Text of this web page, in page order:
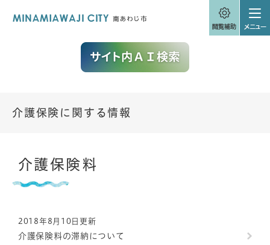
介護保険に関する情報
文介護保険料
2018年8月10日更新
介護保険料の滞納について